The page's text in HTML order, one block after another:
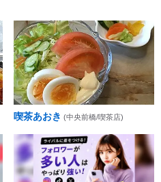
喫茶あおき (中央前橋/喫茶店)